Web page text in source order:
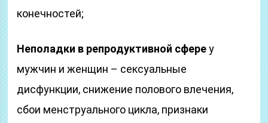
конечностей;
Неполадки в репродуктивной сфереу
мужчин и женщин – сексуальные
дисфункции, снижение полового влечения,
сбои менструального цикла, признаки